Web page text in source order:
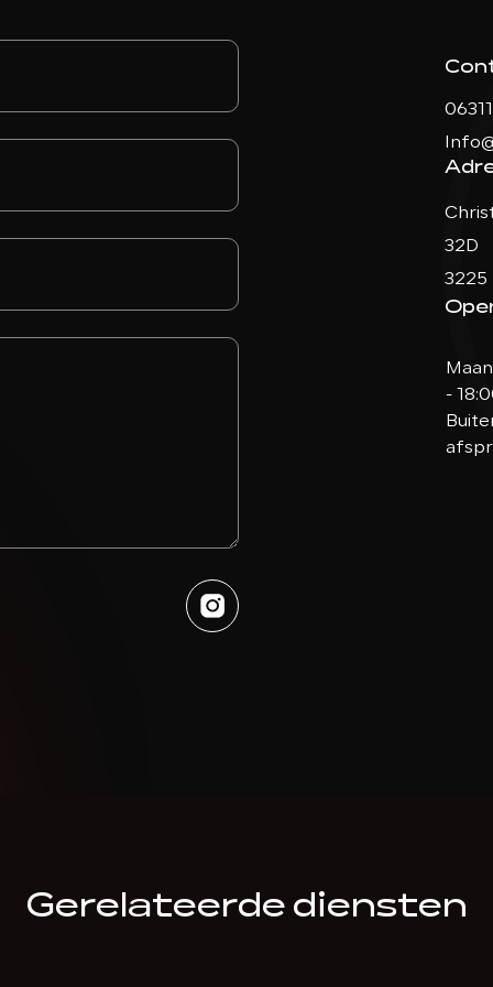
32D
3225
-
Gerelateerde diensten